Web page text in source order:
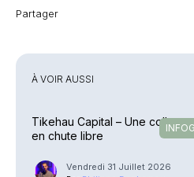
Partager
À VOIR AUSSI
Tikehau Capital – Une collecte
en chute libre
Vendredi 31 Juillet 2026